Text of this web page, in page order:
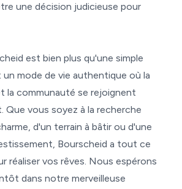
une décision judicieuse pour
est bien plus qu'une simple
mode de vie authentique où la
la communauté se rejoignent
Que vous soyez à la recherche
d'un terrain à bâtir ou d'une
Bourscheid a tout ce
réaliser vos rêves. Nous espérons
dans notre merveilleuse